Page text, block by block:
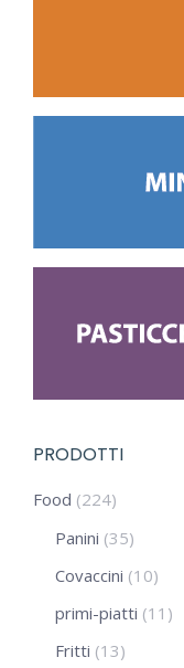
PRODOTTI
Food (224)
Panini (35)
Covaccini (10)
primi-piatti (11)
Fritti (13)